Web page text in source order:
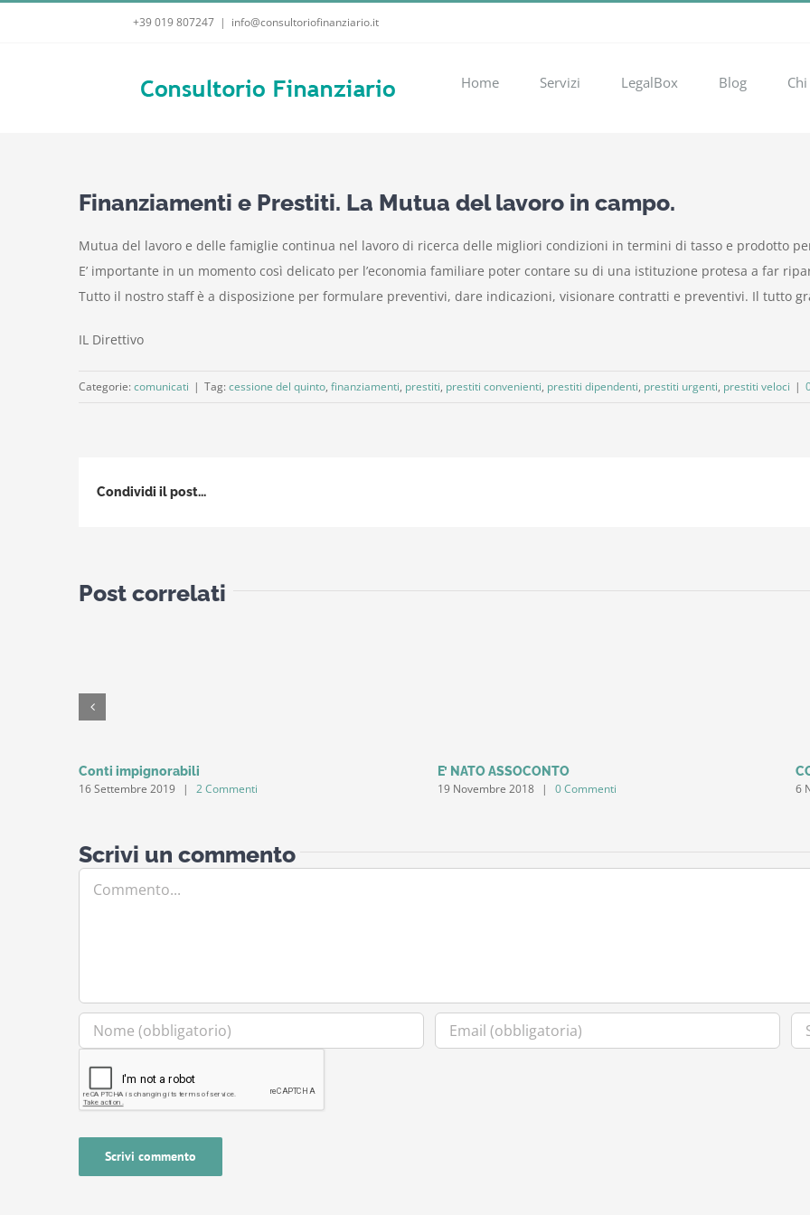
+39 019 807247 | info@consultoriofinanziario.it
Home Servizi LegalBox Blog
Finanziamenti e Prestiti. La Mutua del lavoro in campo.
Mutua del lavoro e delle famiglie continua nel lavoro di ricerca delle migliori condizioni in termini di tasso e prodotto
E’ importante in un momento così delicato per l’economia familiare poter contare su di una istituzione protesa a far
Tutto il nostro staff è a disposizione per formulare preventivi, dare indicazioni, visionare contratti e preventivi. Il tutto
IL Direttivo
Categorie: comunicati | Tag: cessione del quinto, finanziamenti, prestiti, prestiti convenienti, prestiti dipendenti, prestiti urgenti, prestiti veloci |
Condividi il post...
Post correlati
Conti impignorabili
16 Settembre 2019 | 2 Commenti
E’ NATO ASSOCONTO
19 Novembre 2018 | 0 Commenti 6
Scrivi un commento